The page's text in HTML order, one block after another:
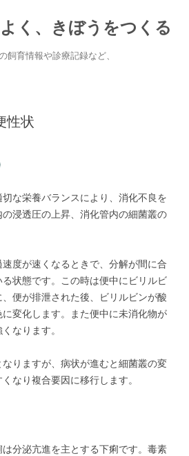
く、きぼうをつくる
飼育情報や診療記録など、
性状
な栄養バランスにより、消化不良を
浸透圧の上昇、消化管内の細菌叢の
度が速くなるときで、分解が間に合
状態です。この時は便中にビリルビ
便が排泄された後、ビリルビンが酸
変化します。また便中に未消化物が
なります。
りますが、病状が進むと細菌叢の変
なり複合要因に移行します。
分泌亢進を主とする下痢です。毒素